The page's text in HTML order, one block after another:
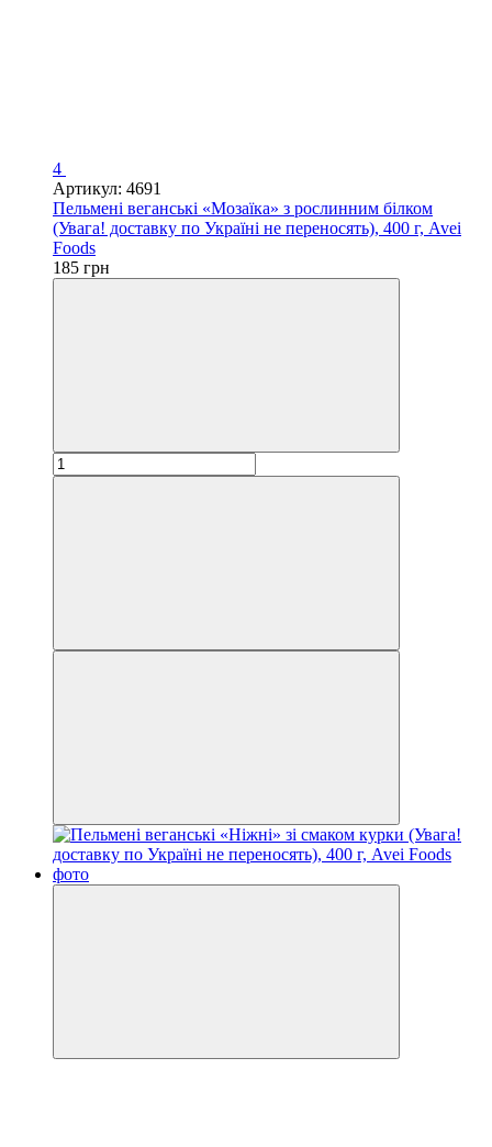
4
Артикул: 4691
Пельмені веганські «Мозаїка» з рослинним білком
(Увага! доставку по Україні не переносять), 400 г, Avei
Foods
185 грн